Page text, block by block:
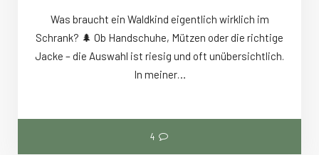
Was braucht ein Waldkind eigentlich wirklich im
Schrank? 🌲 Ob Handschuhe, Mützen oder die richtige
Jacke – die Auswahl ist riesig und oft unübersichtlich.
In meiner…
4